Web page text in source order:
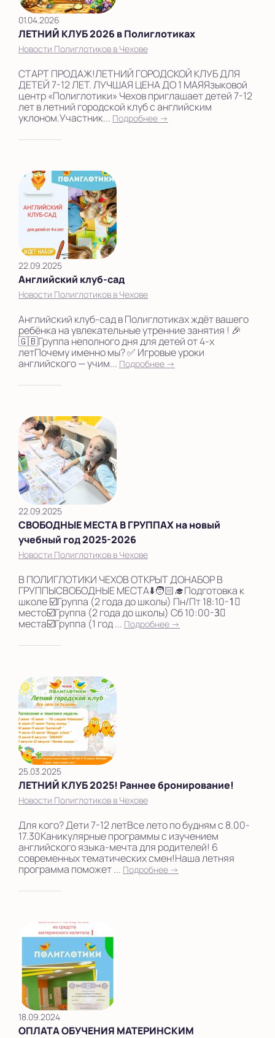
01.04.2026
ЛЕТНИЙ КЛУБ 2026 в Полиглотиках
Новости Полиглотиков в Чехове
СТАРТ ПРОДАЖ️!ЛЕТНИЙ ГОРОДСКОЙ КЛУБ ДЛЯ
ДЕТЕЙ 7-12 ЛЕТ. ЛУЧШАЯ ЦЕНА ДО 1 МАЯЯзыковой
центр «Полиглотики» Чехов приглашает детей 7-12
лет в летний городской клуб с английским
уклоном.Участник... Подробнее →
22.09.2025
Английский клуб-сад
Новости Полиглотиков в Чехове
Английский клуб-сад в Полиглотиках ждёт вашего
ребёнка на увлекательные утренние занятия ! 🎉
🇬🇧Группа неполного дня для детей от 4-х
летПочему именно мы? ✅ Игровые уроки
английского — учим... Подробнее →
22.09.2025
СВОБОДНЫЕ МЕСТА В ГРУППАХ на новый
учебный год 2025-2026
Новости Полиглотиков в Чехове
В ПОЛИГЛОТИКИ ЧЕХОВ ОТКРЫТ ДОНАБОР В
ГРУППЫСВОБОДНЫЕ МЕСТА⬇️🧑🏻‍🎓Подготовка к
школе ☑️Группа (2 года до школы) Пн/Пт 18:10-1⃣
место☑️Группа (2 года до школы) Сб 10:00-3⃣
места☑️Группа (1 год ... Подробнее →
25.03.2025
ЛЕТНИЙ КЛУБ 2025! Раннее бронирование!
Новости Полиглотиков в Чехове
Для кого? Дети 7-12 летВсе лето по будням с 8.00-
17.30Каникулярные программы с изучением
английского языка-мечта для родителей! 6
современных тематических смен!Наша летняя
программа поможет ... Подробнее →
18.09.2024
ОПЛАТА ОБУЧЕНИЯ МАТЕРИНСКИМ